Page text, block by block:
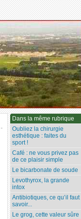
Dans la même rubrique
Oubliez la chirurgie
esthétique : faites du
sport !
Café : ne vous privez pas
de ce plaisir simple
Le bicarbonate de soude
Levothyrox, la grande
intox
Antibiotiques, ce qu’il faut
savoir...
Le grog, cette valeur sûre